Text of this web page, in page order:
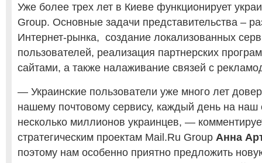
Уже более трех лет в Киеве функционирует
Group. Основные задачи представительства –
Интернет-рынка, создание локализованных
пользователей, реализация партнерских
сайтами, а также налаживание связей с
— Украинские пользователи уже много лет
нашему почтовому сервису, каждый день на наш
несколько миллионов украинцев, —
стратегическим проектам Mail.Ru Group Анна
поэтому нам особенно приятно предложить